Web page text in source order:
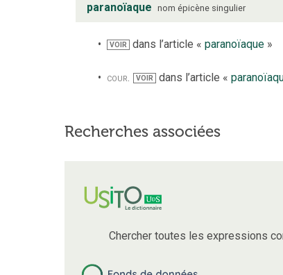
paranoïaque nom épicène singulier
VOIR dans l’article « paranoïaque»
cour. VOIR dans l’article «
Recherches associées
Chercher toutes les expressions